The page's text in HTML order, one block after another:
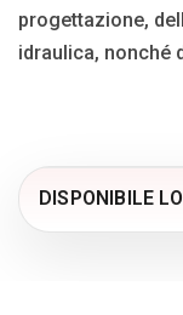
progettazione,
idraulica, nonché
DISPONIBILE